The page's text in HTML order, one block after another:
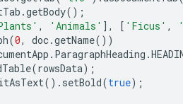
.getBody();
, 'Animals' ], [ 'Ficus' ,
(0, doc.getName())
. ParagraphHeading .
(rowsData);
(). setBold(true);